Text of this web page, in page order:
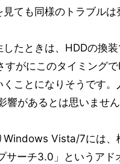
ても同様のトラブルは
たときは、HDDの換
すがにこのタイミング
ことになりそうです
響があるとは思いません
Windows Vista/7には
サーチ3.0」というアド